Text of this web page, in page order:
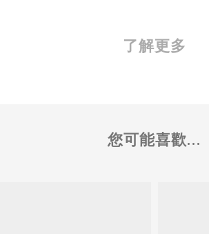
了解更多
您可能喜歡...